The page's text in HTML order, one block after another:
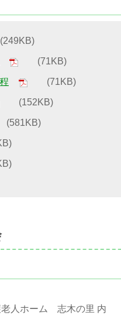
(71KB)
(71KB)
(152KB)
人ホーム 志木の里 内